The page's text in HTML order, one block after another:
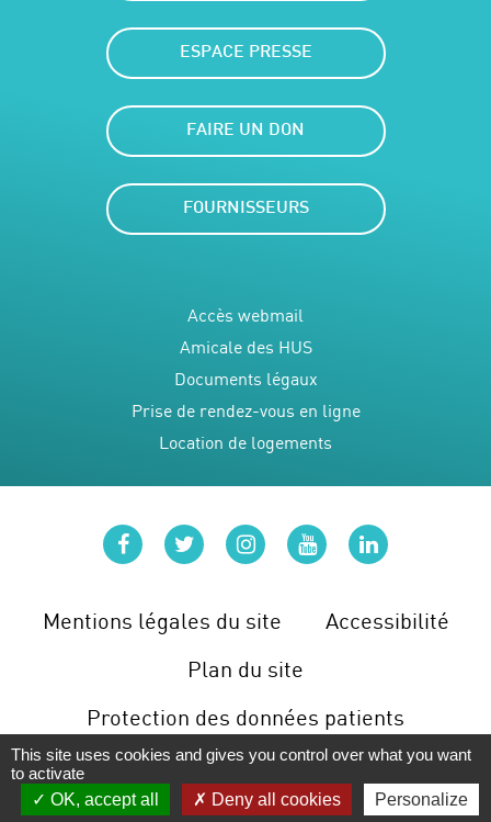
ESPACE PRESSE
FAIRE UN DON
FOURNISSEURS
Accès webmail
Amicale des HUS
Documents légaux
Prise de rendez-vous en ligne
Location de logements
Mentions légales du site
Accessibilité
Plan du site
Protection des données patients
Gérer les cookies
facebooktwitterinstagram
youtubelinkedin
This site uses cookies and gives you control over what you want
to activate
OK, accept all
Deny all cookies
Personalize